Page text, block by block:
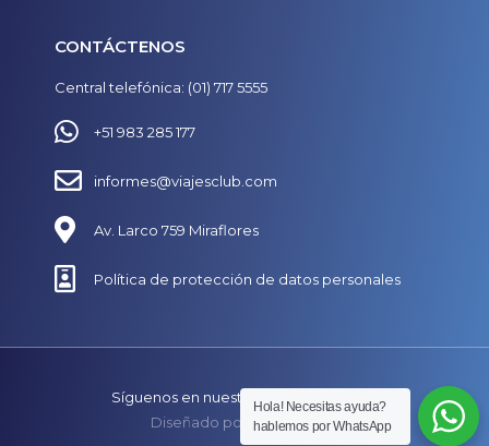
CONTÁCTENOS
Central telefónica: (01) 717 5555
+51 983 285 177
informes@viajesclub.com
Av. Larco 759 Miraflores
Política de protección de datos personales
Síguenos en nuestras redes
Diseñado por
SECUAZ.pe
Hola! Necesitas ayuda?
hablemos por WhatsApp